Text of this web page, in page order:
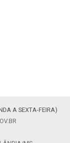
A SEXTA-FEIRA)